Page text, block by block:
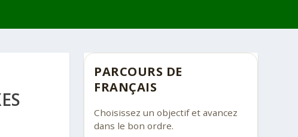
PARCOURS DE
FRANÇAIS
Choisissez un objectif et avancez
dans le bon ordre.